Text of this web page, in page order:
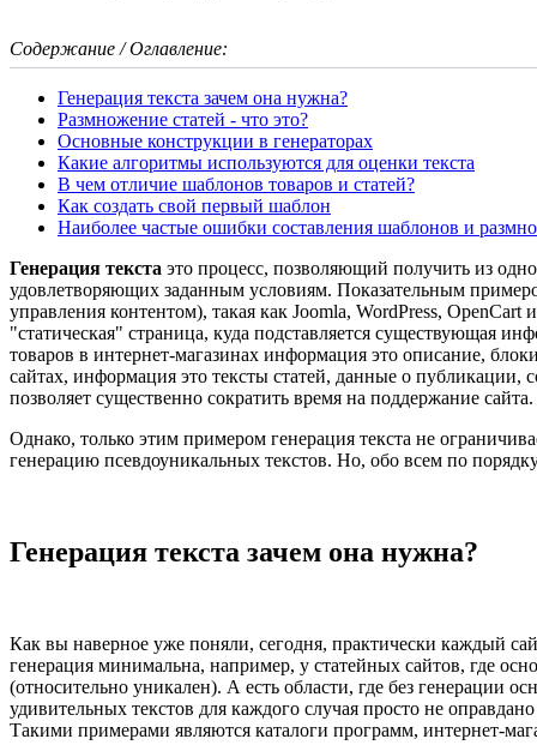
Содержание / Оглавление:
Генерация текста зачем она нужна?
Размножение статей - что это?
Основные конструкции в генераторах
Какие алгоритмы используются для оценки текста
В чем отличие шаблонов товаров и статей?
Как создать свой первый шаблон
Наиболее частые ошибки составления шаблонов и
Генерация текста это процесс, позволяющий получить из
удовлетворяющих заданным условиям. Показательным
управления контентом), такая как Joomla, WordPress,
"статическая" страница, куда подставляется существующая
товаров в интернет-магазинах информация это описание,
сайтах, информация это тексты статей, данные о публикации,
позволяет существенно сократить время на поддержание сайта.
Однако, только этим примером генерация текста не
генерацию псевдоуникальных текстов. Но, обо всем по
Генерация текста зачем она нужна?
Как вы наверное уже поняли, сегодня, практически каждый
генерация минимальна, например, у статейных сайтов, где
(относительно уникален). А есть области, где без генерации
удивительных текстов для каждого случая просто не
Такими примерами являются каталоги программ, интернет-